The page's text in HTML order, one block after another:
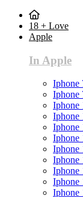
18 + Love
Apple
In Apple
Iphone
Iphone
Iphone
Iphone
Iphone
Iphone
Iphone
Iphone
Iphone
Iphone
Iphone